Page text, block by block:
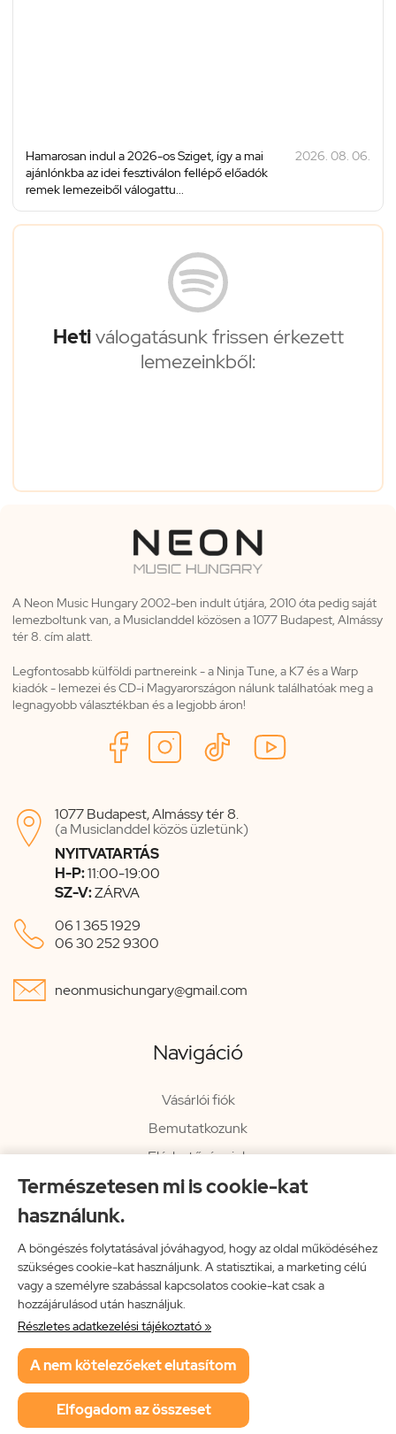
Természetesen mi is cookie-kat
használunk.
A böngészés folytatásával jóváhagyod, hogy az oldal működéséhez
szükséges cookie-kat használjunk. A statisztikai, a marketing célú
vagy a személyre szabással kapcsolatos cookie-kat csak a
hozzájárulásod után használjuk.
Részletes adatkezelési tájékoztató »
A nem kötelezőeket elutasítom
Elfogadom az összeset
Hamarosan indul a 2026-os Sziget, így a mai
ajánlónkba az idei fesztiválon fellépő előadók
remek lemezeiből válogattu...
2026. 08. 06.
Hetiválogatásunk frissen érkezett
lemezeinkből:
A Neon Music Hungary 2002-ben indult útjára, 2010 óta pedig saját
lemezboltunk van, a Musiclanddel közösen a 1077 Budapest, Almássy
tér 8. cím alatt.
Legfontosabb külföldi partnereink - a Ninja Tune, a K7 és a Warp
kiadók - lemezei és CD-i Magyarországon nálunk találhatóak meg a
legnagyobb választékban és a legjobb áron!

1077 Budapest, Almássy tér 8.
(a Musiclanddel közös üzletünk)
NYITVATARTÁS
H-P:11:00-19:00
SZ-V:ZÁRVA
 06 1 365 1929
06 30 252 9300
 neonmusichungary@gmail.com
Navigáció
Vásárlói fiók
Bemutatkozunk
Elérhetőségeink
Hírlevél
Impresszum
Vissza a főoldalra
Neon Music Hungary Bt.
ÁSZF
Adatkezelési tájékoztató